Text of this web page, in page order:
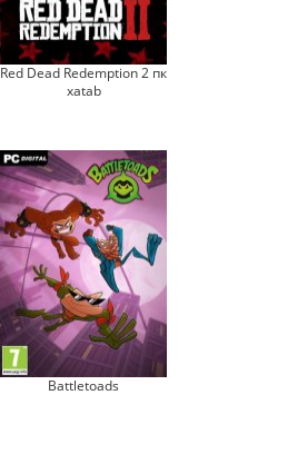
Red Dead Redemption 2 пк
xatab
Battletoads